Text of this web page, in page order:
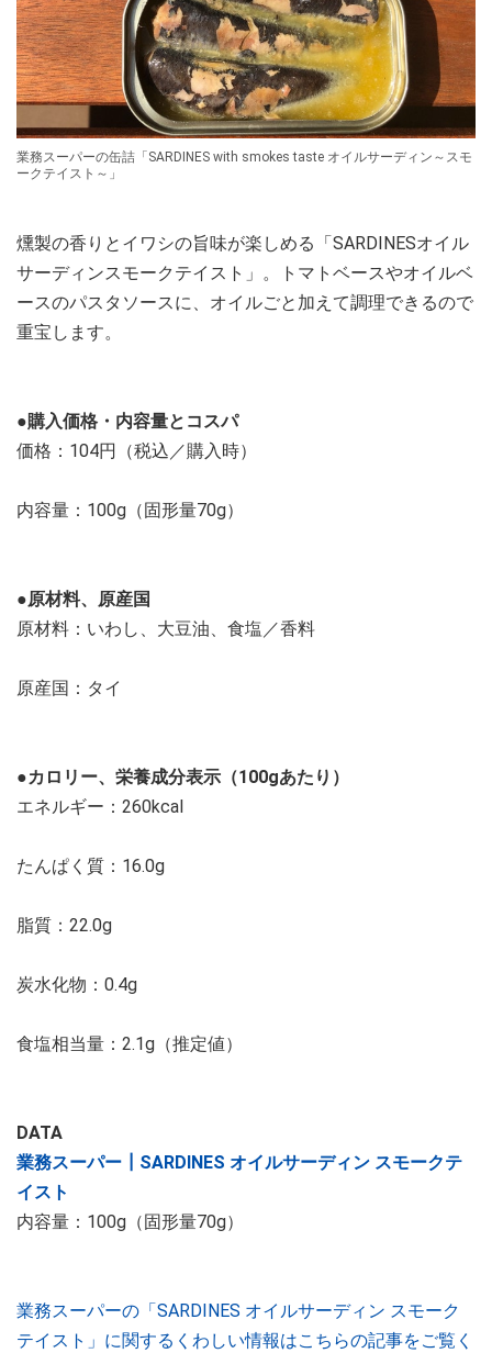
業務スーパーの缶詰「SARDINES with smokes taste オイルサーディン～スモ
ークテイスト～」
燻製の香りとイワシの旨味が楽しめる「SARDINESオイル
サーディンスモークテイスト」。トマトベースやオイルベ
ースのパスタソースに、オイルごと加えて調理できるので
重宝します。
●購入価格・内容量とコスパ
価格：104円（税込／購入時）
内容量：100g（固形量70g）
●原材料、原産国
原材料：いわし、大豆油、食塩／香料
原産国：タイ
●カロリー、栄養成分表示（100gあたり）
エネルギー：260kcal
たんぱく質：16.0g
脂質：22.0g
炭水化物：0.4g
食塩相当量：2.1g（推定値）
DATA
業務スーパー┃SARDINES オイルサーディン スモークテ
イスト
内容量：100g（固形量70g）
業務スーパーの「SARDINES オイルサーディン スモーク
テイスト」に関するくわしい情報はこちらの記事をご覧く